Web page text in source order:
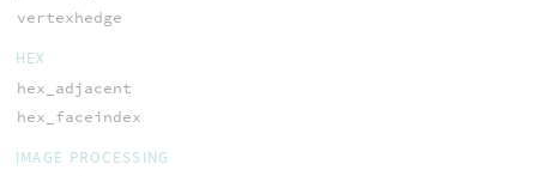
vertexhedge
HEX
hex_adjacent
hex_faceindex
IMAGE PROCESSING